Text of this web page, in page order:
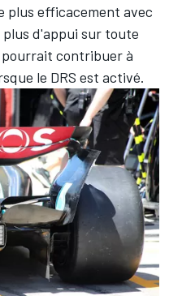
plus efficacement avec
d'appui sur toute
pourrait contribuer à
le DRS est activé.